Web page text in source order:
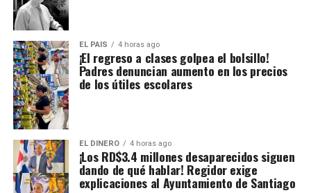
EL PAIS 4 horas ago
¡El regreso a clases golpea el bolsillo!
Padres denuncian aumento en los precios
de los útiles escolares
EL DINERO 4 horas ago
¡Los RD$3.4 millones desaparecidos siguen
dando de qué hablar! Regidor exige
explicaciones al Ayuntamiento de Santiago